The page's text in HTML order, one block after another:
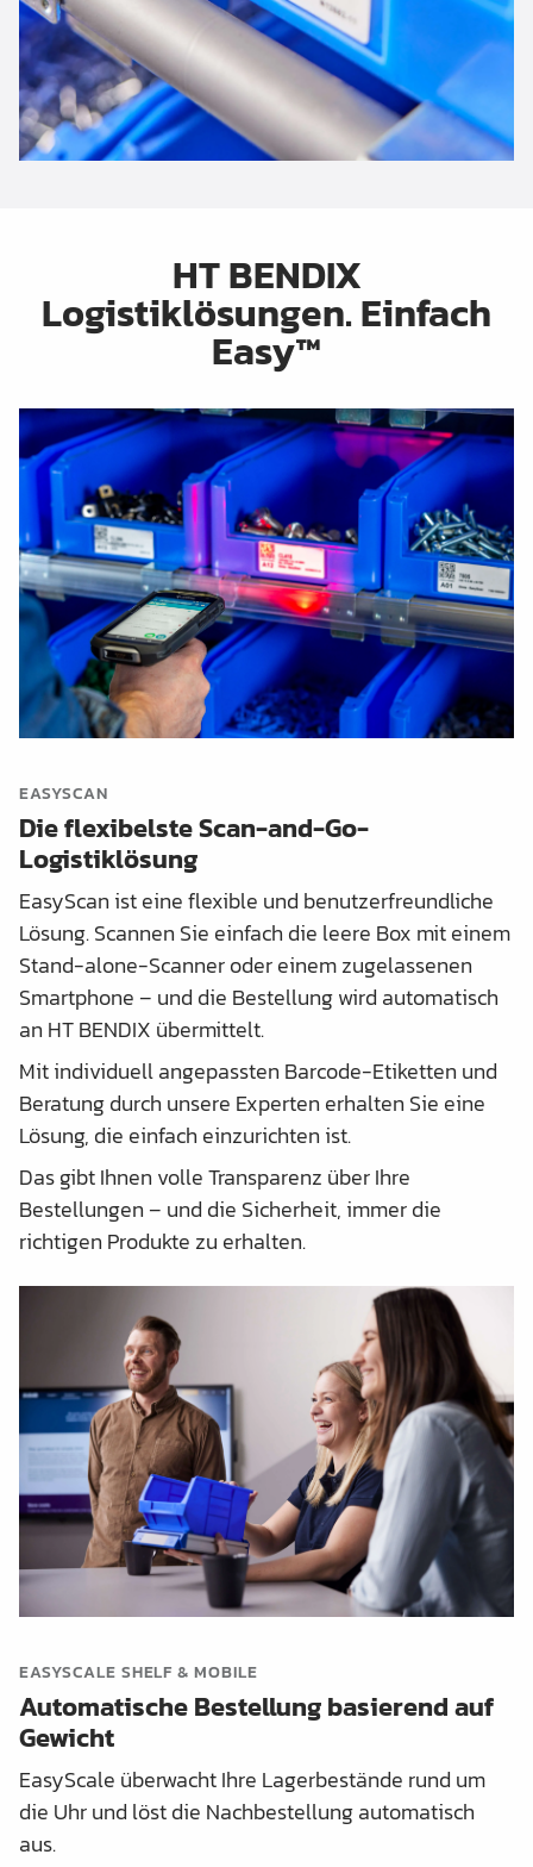
HT BENDIX
Logistiklösungen. Einfach
Easy™
EASYSCAN
Die flexibelste Scan-and-Go-
Logistiklösung
EasyScan ist eine flexible und benutzerfreundliche
Lösung. Scannen Sie einfach die leere Box mit einem
Stand-alone-Scanner oder einem zugelassenen
Smartphone – und die Bestellung wird automatisch
an HT BENDIX übermittelt.
Mit individuell angepassten Barcode-Etiketten und
Beratung durch unsere Experten erhalten Sie eine
Lösung, die einfach einzurichten ist.
Das gibt Ihnen volle Transparenz über Ihre
Bestellungen – und die Sicherheit, immer die
richtigen Produkte zu erhalten.
EASYSCALE SHELF & MOBILE
Automatische Bestellung basierend auf
Gewicht
EasyScale überwacht Ihre Lagerbestände rund um
die Uhr und löst die Nachbestellung automatisch
aus.